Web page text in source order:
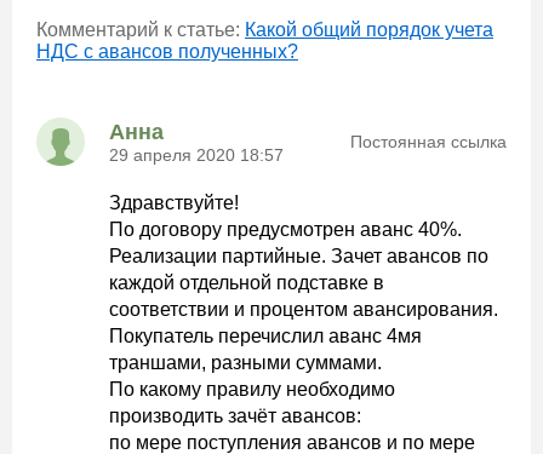
Комментарий к статье: Какой общий порядок учета
НДС с авансов полученных?
Анна
29 апреля 2020 18:57
Постоянная ссылка
Здравствуйте!
По договору предусмотрен аванс 40%.
Реализации партийные. Зачет авансов по
каждой отдельной подставке в
соответствии и процентом авансирования.
Покупатель перечислил аванс 4мя
траншами, разными суммами.
По какому правилу необходимо
производить зачёт авансов:
по мере поступления авансов и по мере